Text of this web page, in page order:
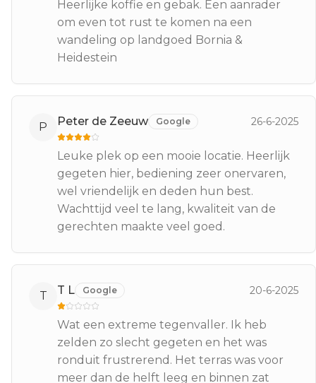
Heerlijke koffie en gebak. Een aanrader
om even tot rust te komen na een
wandeling op landgoed Bornia &
Heidestein
P Peter de Zeeuw Google 26-6-2025
Leuke plek op een mooie locatie. Heerlijk
gegeten hier, bediening zeer onervaren,
wel vriendelijk en deden hun best.
Wachttijd veel te lang, kwaliteit van de
gerechten maakte veel goed.
T T L Google 20-6-2025
Wat een extreme tegenvaller. Ik heb
zelden zo slecht gegeten en het was
ronduit frustrerend. Het terras was voor
meer dan de helft leeg en binnen zat